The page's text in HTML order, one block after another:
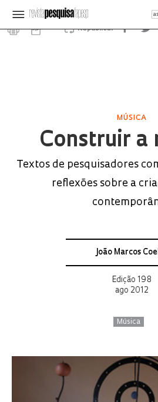
Republicar
MÚSICA
Construir a
Textos de pesquisadores
reflexões sobre a
João Marcos
Edição 198
ago 2012
Música